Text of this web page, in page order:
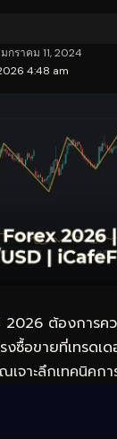
4:48 am
กราคม 11, 2024
2026 ต้องการค
งซื้อขายที่เทรดเ
จาะลึกเทคนิคกา